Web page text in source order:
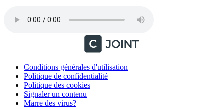
Conditions générales d'utilisation
Politique de confidentialité
Politique des cookies
Signaler un contenu
Marre des virus?